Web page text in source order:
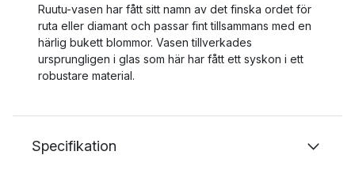
Ruutu-vasen har fått sitt namn av det finska ordet för
ruta eller diamant och passar fint tillsammans med en
härlig bukett blommor. Vasen tillverkades
ursprungligen i glas som här har fått ett syskon i ett
robustare material.
Specifikation